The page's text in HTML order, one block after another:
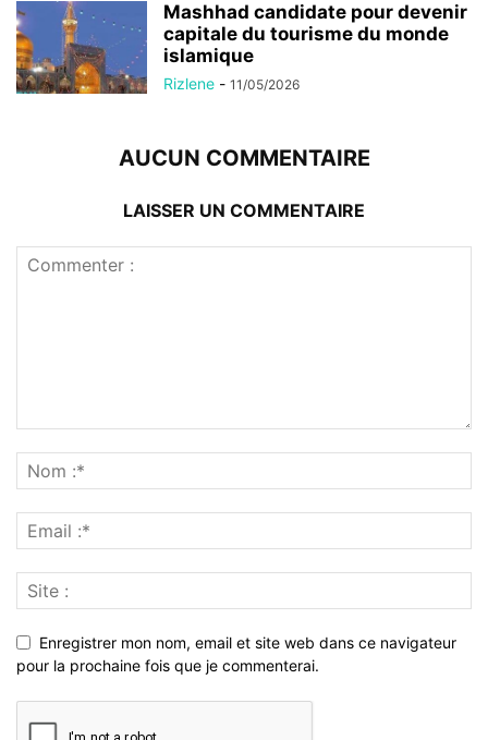
Mashhad candidate pour devenir
capitale du tourisme du monde
islamique
Rizlene - 11/05/2026
AUCUN COMMENTAIRE
LAISSER UN COMMENTAIRE
Enregistrer mon nom, email et site web dans ce navigateur
pour la prochaine fois que je commenterai.